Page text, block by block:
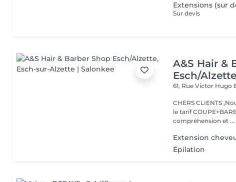
Extensions (sur
Sur devis
A&S Hair &
Esch/Alzette
61, Rue Victor Hugo
CHERS CLIENTS
le tarif
compréhension et ...
Extension
Épilation